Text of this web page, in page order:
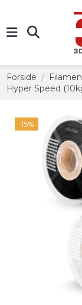
Forside
Hyper Speed
-15%